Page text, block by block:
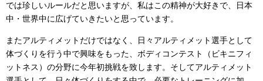
では珍しいルールだと思いますが、私はこの精神が大好きで、日本
中・世界中に広げていきたいと思っています。
またアルティメットだけではなく、日々アルティメット選手として
体づくりを行う中で興味をもった、ボディコンテスト（ビキニフィ
ットネス）の分野に今年初挑戦を致します。そしてアルティメット